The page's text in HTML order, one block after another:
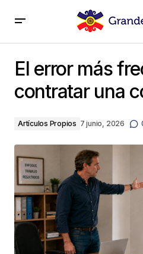
El error más
contratar una
Artículos Propios 7 junio, 2026